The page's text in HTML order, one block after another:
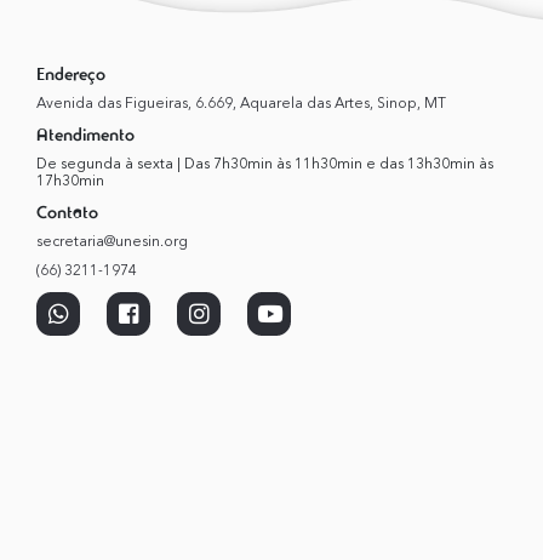
Endereço
Avenida das Figueiras, 6.669, Aquarela das Artes, Sinop, MT
Atendimento
De segunda à sexta | Das 7h30min às 11h30min e das 13h30min às
17h30min
Contato
secretaria@unesin.org
(66) 3211-1974